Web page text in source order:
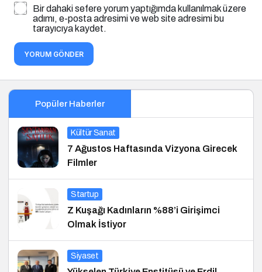
Bir dahaki sefere yorum yaptığımda kullanılmak üzere
adımı, e-posta adresimi ve web site adresimi bu
tarayıcıya kaydet.
YORUM GÖNDER
Popüler Haberler
Kültür Sanat
7 Ağustos Haftasında Vizyona Girecek
Filmler
Startup
Z Kuşağı Kadınların %88’i Girişimci
Olmak İstiyor
Siyaset